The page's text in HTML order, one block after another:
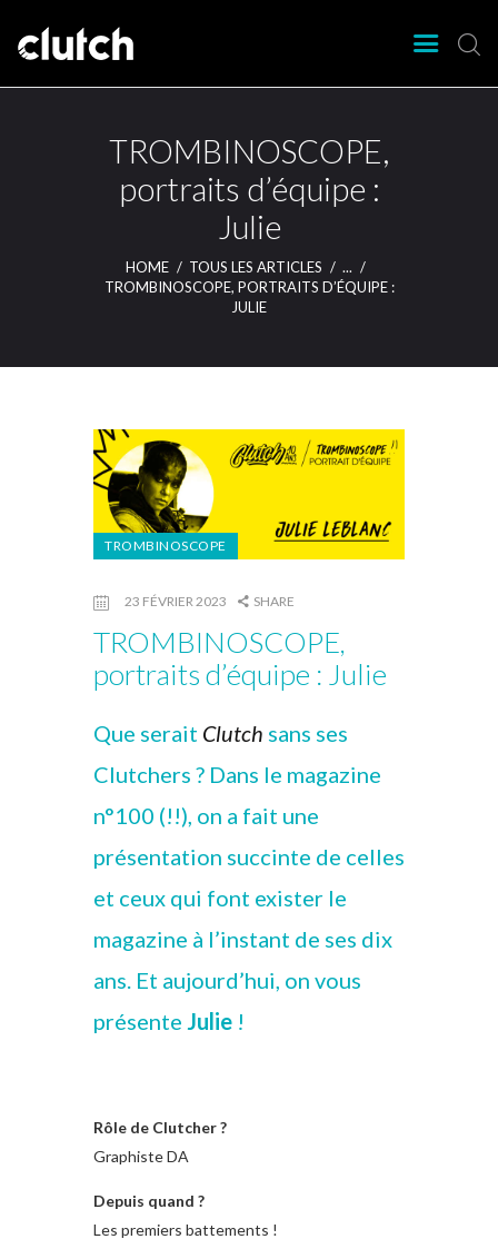
TROMBINOSCOPE,
portraits d’équipe :
Julie
HOME TOUS LES ARTICLES
...
TROMBINOSCOPE, PORTRAITS D’ÉQUIPE :
JULIE
Clutch Webzine
Agenda
Nos éditions
Magazine
Lieux
TROMBINOSCOPE
23 FÉVRIER 2023 SHARE
TROMBINOSCOPE,
portraits d’équipe : Julie
Que serait Clutch sans ses
Clutchers ? Dans le magazine
n°100 (!!), on a fait une
présentation succinte de celles
et ceux qui font exister le
magazine à l’instant de ses dix
ans. Et aujourd’hui, on vous
présente Julie !
Rôle de Clutcher ?
Graphiste DA
Depuis quand ?
Les premiers battements !